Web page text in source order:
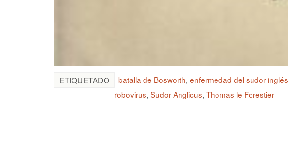
ETIQUETADO batalla de Bosworth, enfermedad del sudor inglés
robovirus, Sudor Anglicus, Thomas le Forestier